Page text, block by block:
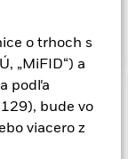
o trhoch s
„MiFID“) a
podľa
bude vo
viacero z
investícií a
zaručená.
sumu.